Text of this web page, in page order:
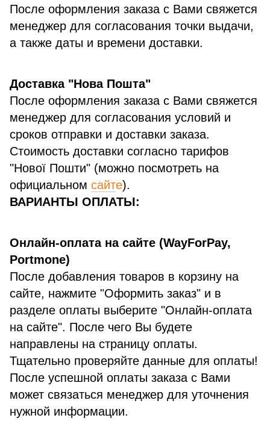
После оформления заказа с Вами свяжется
менеджер для согласования точки выдачи,
а также даты и времени доставки.
Доставка "Нова Пошта"
После оформления заказа с Вами свяжется
менеджер для согласования условий и
сроков отправки и доставки заказа.
Стоимость доставки согласно тарифов
"Нової Пошти" (можно посмотреть на
официальном сайте).
ВАРИАНТЫ ОПЛАТЫ:
Онлайн-оплата на сайте (WayForPay,
Portmone)
После добавления товаров в корзину на
сайте, нажмите "Оформить заказ" и в
разделе оплаты выберите "Онлайн-оплата
на сайте". После чего Вы будете
направлены на страницу оплаты.
Тщательно проверяйте данные для оплаты!
После успешной оплаты заказа с Вами
может связаться менеджер для уточнения
нужной информации.